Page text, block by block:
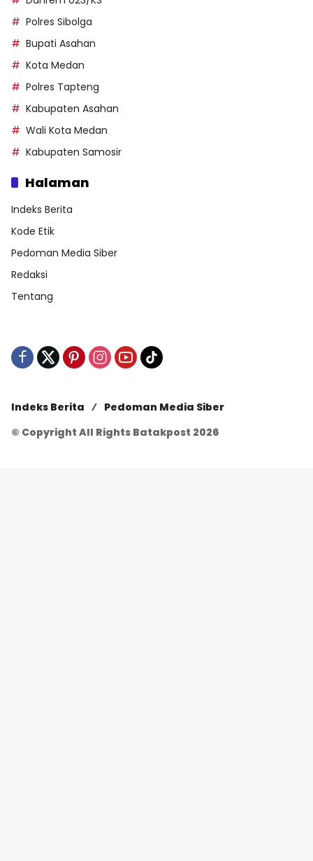
Polres Sibolga
Bupati Asahan
Kota Medan
Polres Tapteng
Kabupaten Asahan
Wali Kota Medan
Kabupaten Samosir
Halaman
Indeks Berita
Kode Etik
Pedoman Media Siber
Redaksi
Tentang
Indeks Berita
Pedoman Media Siber
© Copyright All Rights Batakpost 2026